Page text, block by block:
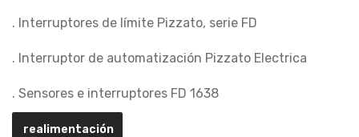
. Interruptores de límite Pizzato, serie FD
. Interruptor de automatización Pizzato Electrica
. Sensores e interruptores FD 1638
realimentación